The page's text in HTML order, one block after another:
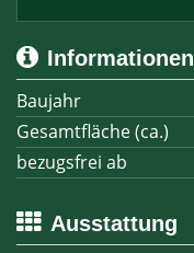
Informationen
Baujahr
Gesamtfläche (ca.)
bezugsfrei ab
Ausstattung